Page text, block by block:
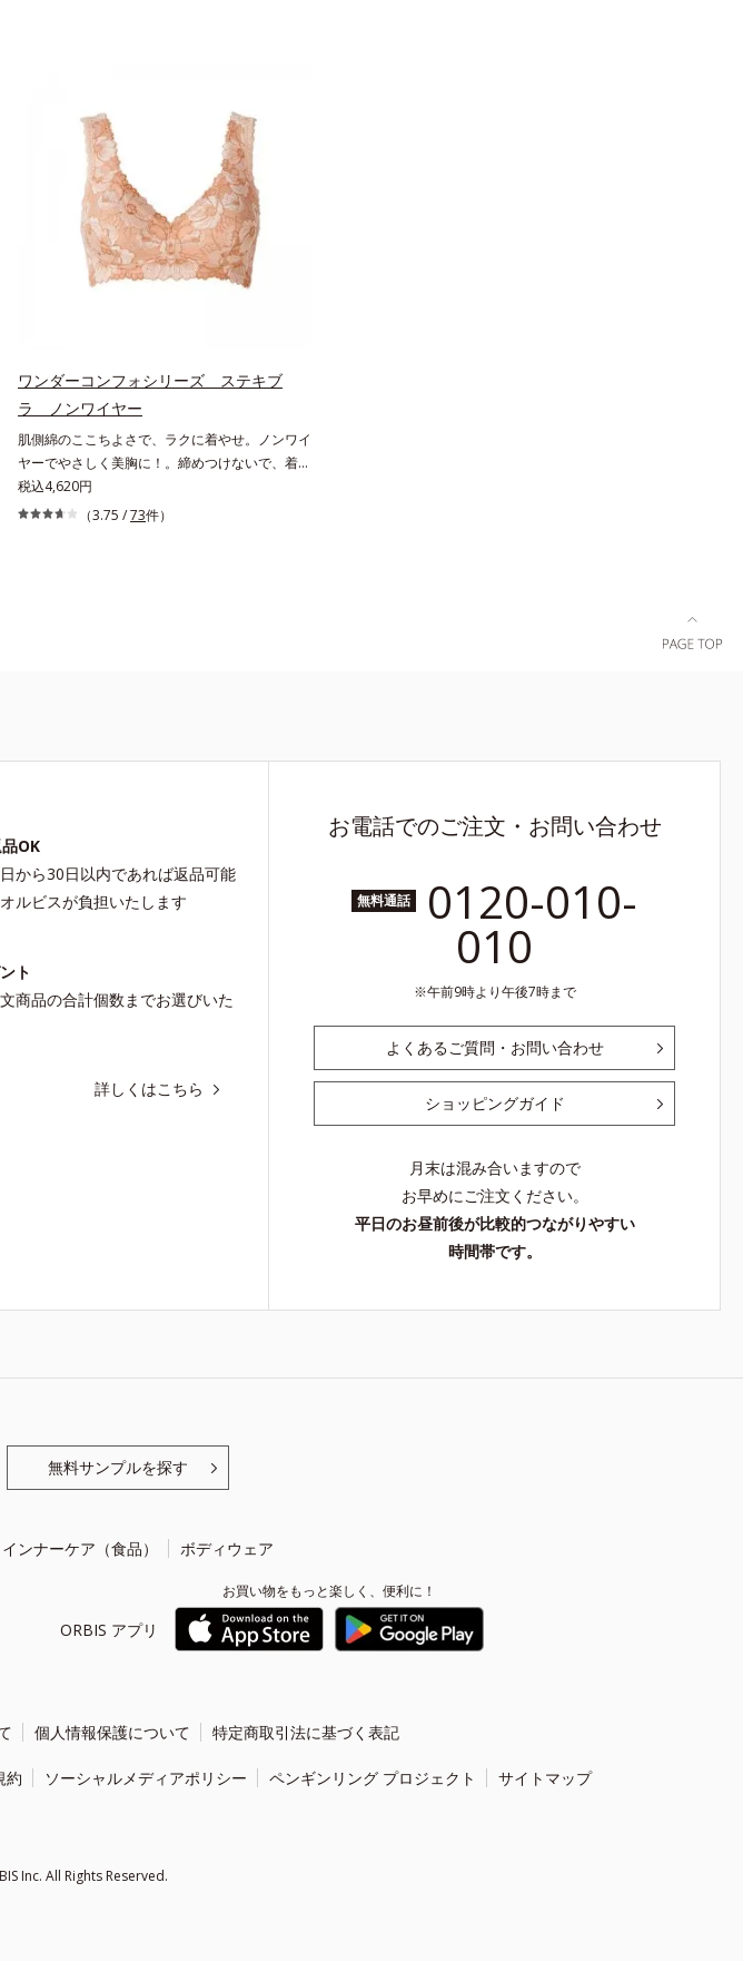
ワンダーコンフォシリーズ ステキブ
ラ ノンワイヤー
肌側綿のここちよさで、ラクに着やせ。ノンワイ
ヤーでやさしく美胸に！。締めつけないで、着や
せする 「これが補整下着なの？」と驚くほどの
やさしさで、美しいラインへ。締めつけ感や苦し
らかい背中のお肉をカバーします。硬いセル芯で
税込4,620円
（3.75 /73件）
OK
から30日以内であれば返品可能
ルビスが負担いたします
ト
商品の合計個数までお選びいた
詳しくはこちら
お電話でのご注文・お問い合わせ
無料通話 0120-010-
010
午前9時より午後7時まで
よくあるご質問・お問い合わせ
ショッピングガイド
月末は混み合いますので
お早めにご注文ください。
平日のお昼前後が比較的つながりやすい
時間帯です。
無料サンプルを探す
インナーケア（食品） ボディウェア
ORBIS アプリ
お買い物をもっと楽しく、便利に！
個人情報保護について 特定商取引法に基づく表記
約 ソーシャルメディアポリシー ペンギンリング プロジェクト サイトマップ
Inc. All Rights Reserved.